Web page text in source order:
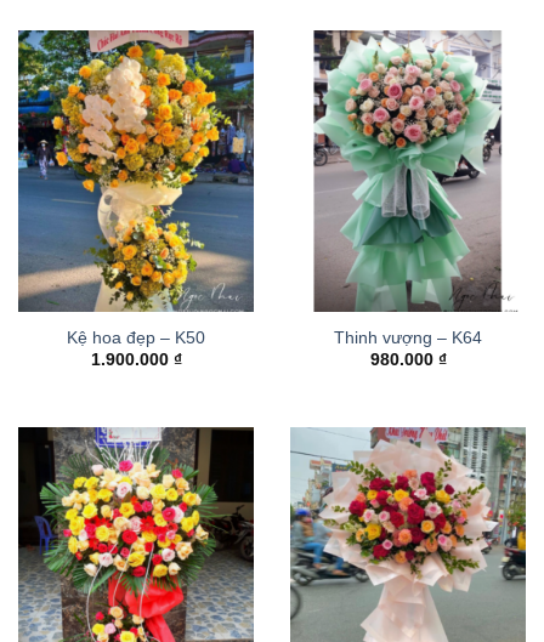
Kệ hoa đẹp – K50
1.900.000 ₫
Thinh vượng – K64
980.000 ₫